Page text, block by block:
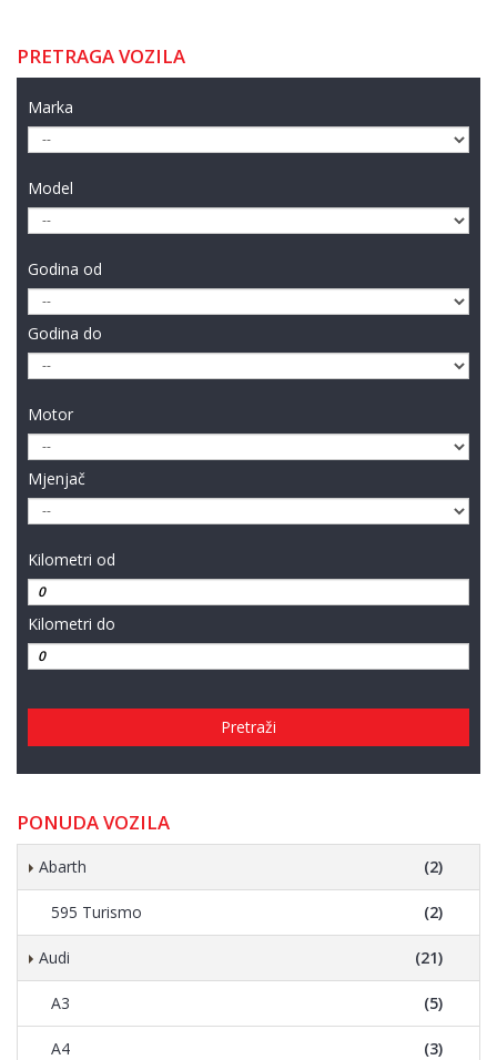
PRETRAGA VOZILA
Marka
Model
Godina od
Godina do
Motor
Mjenjač
Kilometri od
Kilometri do
Pretraži
PONUDA VOZILA
Abarth (2)
595 Turismo (2)
Audi (21)
A3 (5)
A4 (3)